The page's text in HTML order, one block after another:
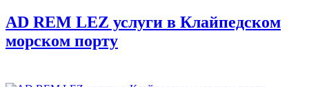
AD REM LEZ услуги в Клайпедском
морском порту